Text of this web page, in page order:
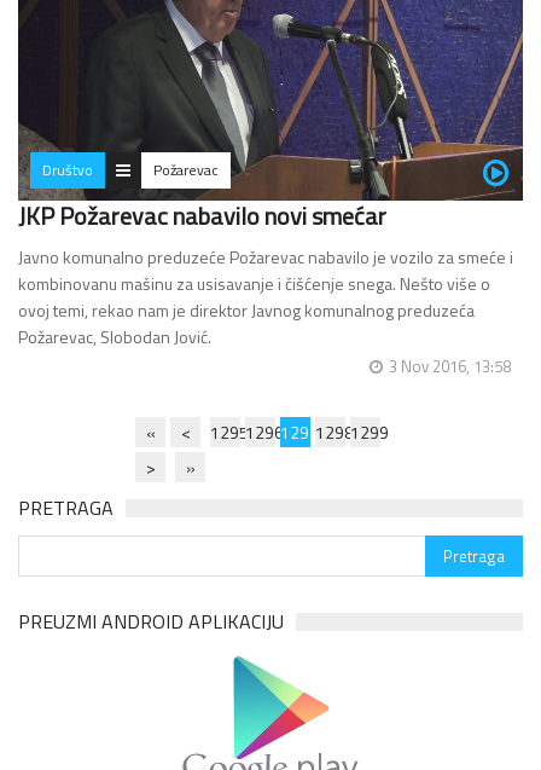
Društvo Požarevac
JKP Požarevac nabavilo novi smećar
Javno komunalno preduzeće Požarevac nabavilo je vozilo za smeće i
kombinovanu mašinu za usisavanje i čišćenje snega. Nešto više o
ovoj temi, rekao nam je direktor Javnog komunalnog preduzeća
Požarevac, Slobodan Jović.
3 Nov 2016, 13:58
« < 12951296129712981299
>
»
PRETRAGA
PREUZMI ANDROID APLIKACIJU